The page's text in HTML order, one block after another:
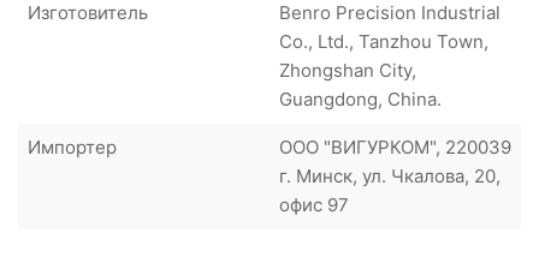
Изготовитель
Benro Precision Industrial
Co., Ltd., Tanzhou Town,
Zhongshan City,
Guangdong, China.
Импортер
ООО "ВИГУРКОМ", 220039
г. Минск, ул. Чкалова, 20,
офис 97